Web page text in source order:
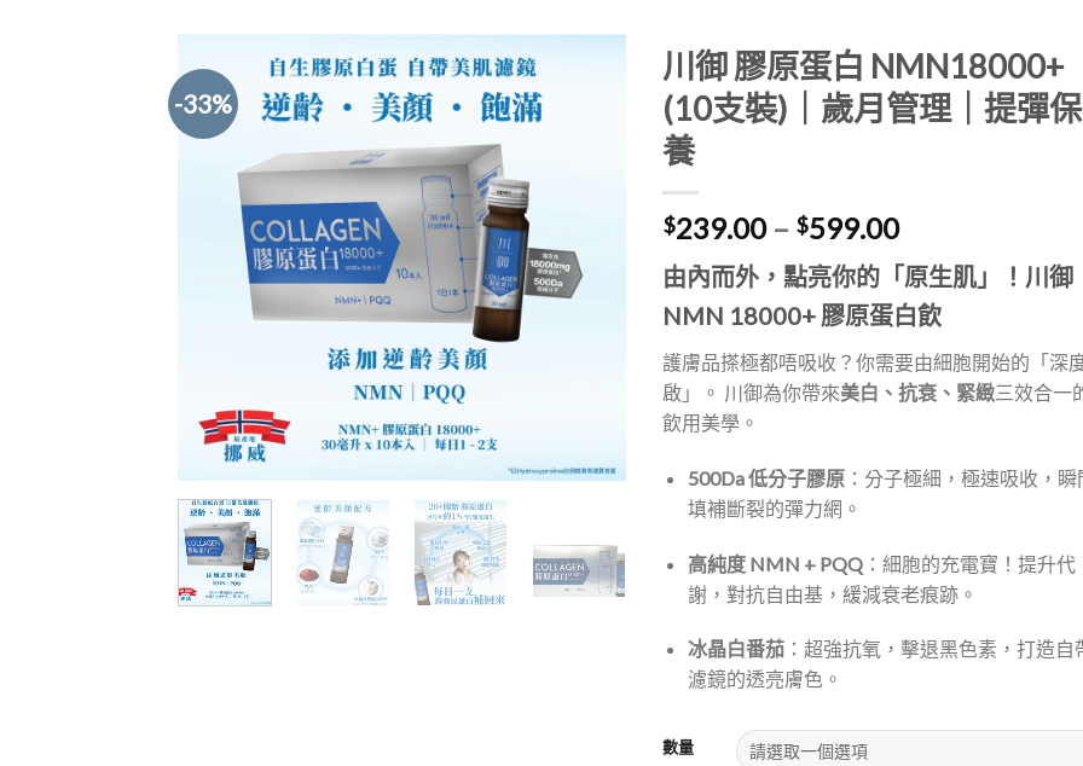
-33%
川御 膠原蛋白 NMN18000+
(10支裝)｜歲月管理｜提彈保
養
$239.00 – $599.00價
格
範
圍：
到
$599.00
由內而外，點亮你的「原生肌」！川御
NMN 18000+ 膠原蛋白飲
護膚品搽極都唔吸收？你需要由細胞開始的「深
啟」。 川御為你帶來美白、抗衰、緊緻三效合一
飲用美學。
500Da 低分子膠原：分子極細，極速吸收，瞬
填補斷裂的彈力網。
高純度 NMN + PQQ：細胞的充電寶！提升代
謝，對抗自由基，緩減衰老痕跡。
冰晶白番茄：超強抗氧，擊退黑色素，打造自
濾鏡的透亮膚色。
數量